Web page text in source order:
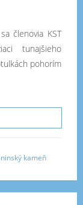
členovia KST
tunajšieho
pohorím
kameň